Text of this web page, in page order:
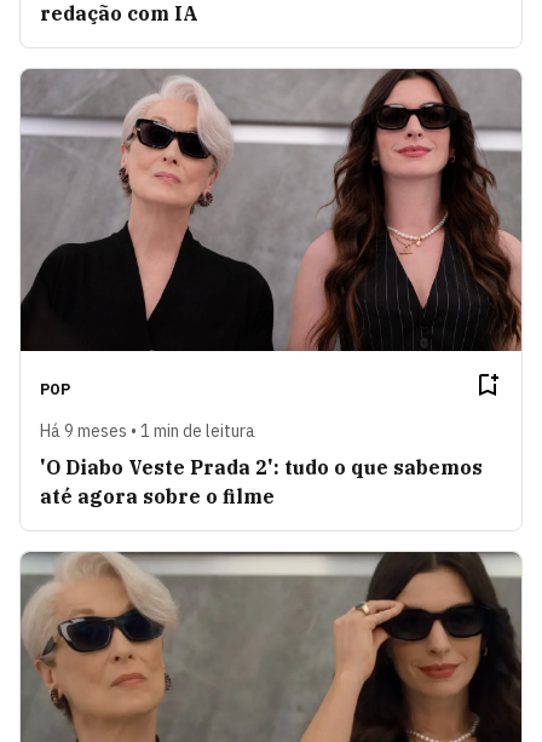
redação com IA
POP
Há 9 meses • 1 min de leitura
'O Diabo Veste Prada 2': tudo o que sabemos
até agora sobre o filme